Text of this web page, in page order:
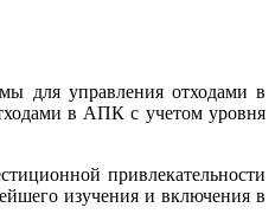
для управления отходами в
в АПК с учетом уровня
привлекательности
изучения и включения в